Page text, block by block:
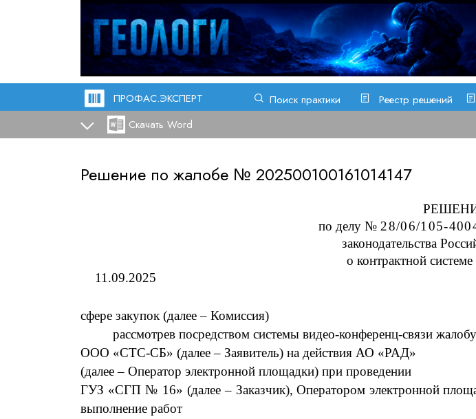
ПРОФАС.ЭКСПЕРТ Поиск практики Реестр решений
Скачать Word
Решение по жалобе № 202500100161014147
по делу № 28/06/105-
законодательства
о контрактной
11 .09.2025
сфере закупок (далее – Комиссия)
рассмотревпосредством системы видео-конференц-связи жалобу
ООО «СТС-СБ» (далее– Заявитель) на действия АО «РАД»
(далее – Оператор электронной площадки) при проведении
ГУЗ «СГП № 16» (далее – Заказчик), Оператором электронной
выполнение работ